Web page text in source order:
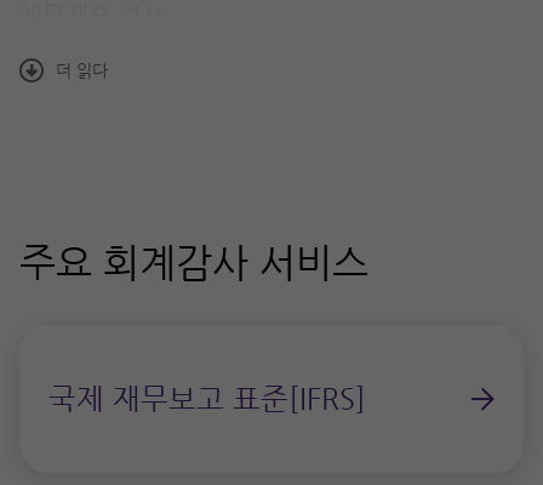
주식회사의 외부감사에 관한 법률과 기타 법률에 의한 법정
기업합병, 경영권 인수 등 이해관계자의 요구에 의한 특수
형태의 감사
US-GAPP 관련 자문용역
더 읽다
주요 회계감사 서비스
국제 재무보고 표준[IFRS]